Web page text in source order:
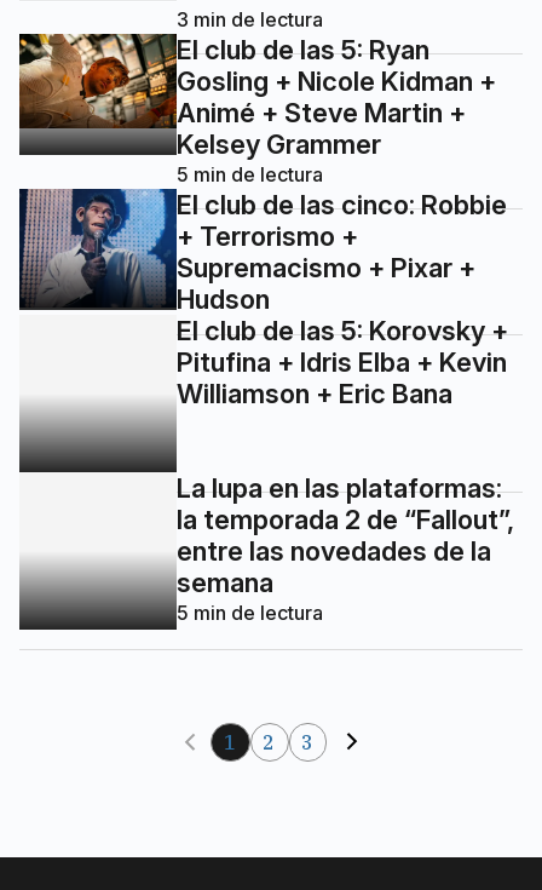
3 min de lectura
El club de las 5: Ryan
Gosling + Nicole Kidman +
Animé + Steve Martin +
Kelsey Grammer
5 min de lectura
El club de las cinco: Robbie
+ Terrorismo +
Supremacismo + Pixar +
Hudson
El club de las 5: Korovsky +
Pitufina + Idris Elba + Kevin
Williamson + Eric Bana
la temporada 2 de “Fallout”,
entre las novedades de la
semana
5min de lectura